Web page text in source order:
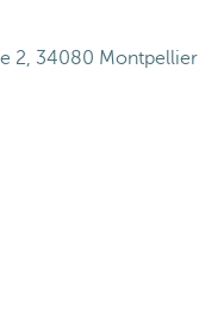
2, 34080 Montpellier